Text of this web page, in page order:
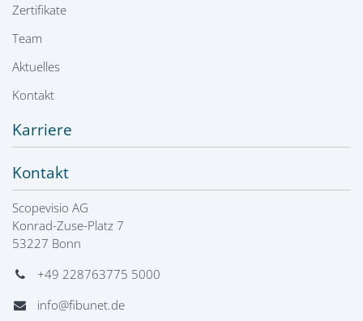
Zertifikate
Team
Aktuelles
Kontakt
Karriere
Kontakt
Scopevisio AG
Konrad-Zuse-Platz 7
53227 Bonn
+49 228763775 5000
info@fibunet.de